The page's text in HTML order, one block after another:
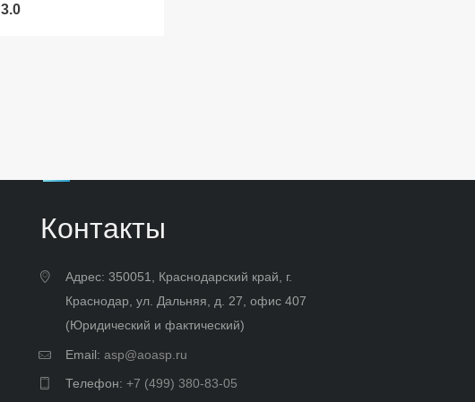
3.0
Контакты
Адрес: 350051, Краснодарский край, г.
Краснодар, ул. Дальняя, д. 27, офис 407
(Юридический и фактический)
Email: asp@aoasp.ru
Телефон: +7 (499) 380-83-05